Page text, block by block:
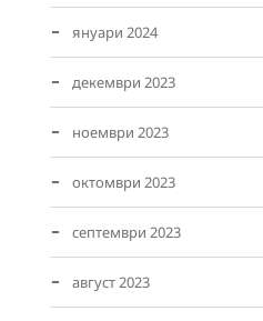
януари 2024
декември 2023
ноември 2023
октомври 2023
септември 2023
август 2023